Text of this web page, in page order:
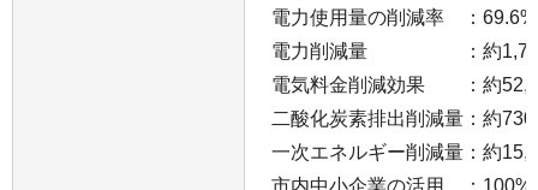
電力使用量の削減率 ：
電力削減量 ：約
電気料金削減効果 ：約
二酸化炭素排出削減量：約
一次エネルギー削減量：約
市内中小企業の活用 ：100%